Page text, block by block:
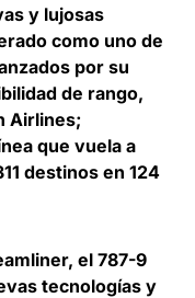
y lujosas
como uno de
por su
de rango,
Airlines;
que vuela a
destinos en 124
el 787-9
tecnologías y